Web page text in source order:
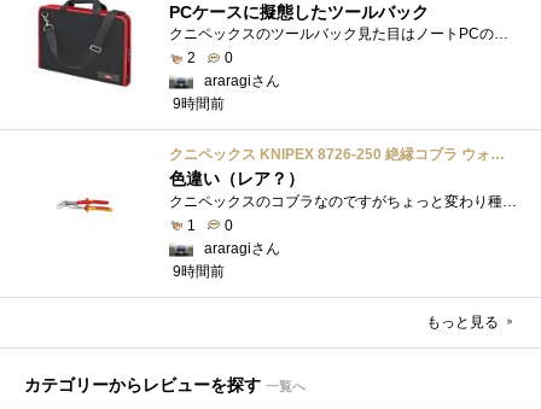
PCケースに擬態したツールバック
クニペックスのツールバック見た目はノートPCのバックみたい。中には工具を入れるポケットや工具を固定するゴムバンドが付いています。
2
0
araragiさん
9時間前
クニペックス KNIPEX 8726-250 絶縁コブラ ウォーターポンププライヤー 1000V
色違い（レア？）
1
0
araragiさん
9時間前
もっと見る
カテゴリーからレビューを探す 一覧へ